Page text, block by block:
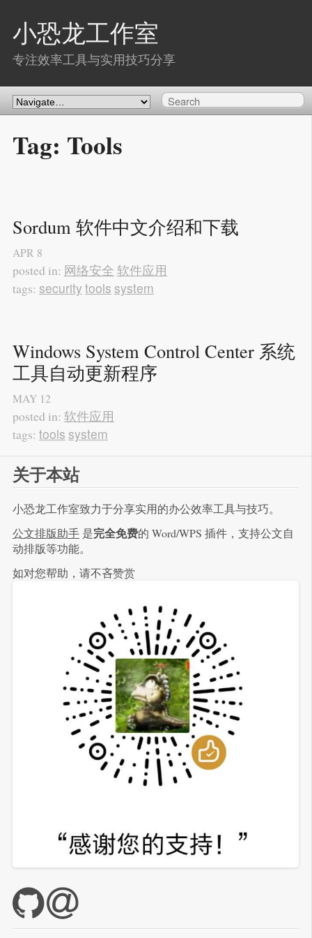
小恐龙工作室
专注效率工具与实用技巧分享
Tag: Tools
Sordum 软件中文介绍和下载
APR 8
posted in: 网络安全 软件应用
tags: security tools system
Windows System Control Center 系统
工具自动更新程序
MAY 12
posted in: 软件应用
tags: tools system
关于本站
小恐龙工作室致力于分享实用的办公效率工具与技巧。
公文排版助手 是完全免费的 Word/WPS 插件，支持公文自
动排版等功能。
如对您帮助，请不吝赞赏